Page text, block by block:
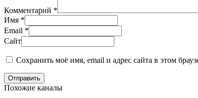
Комментарий *
Имя *
Email *
Сайт
Сохранить моё имя, email и адрес сайта в этом
Отправить
Похожие каналы